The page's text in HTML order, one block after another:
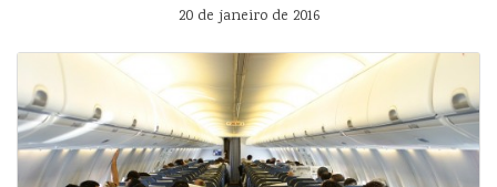
20 de janeiro de 2016